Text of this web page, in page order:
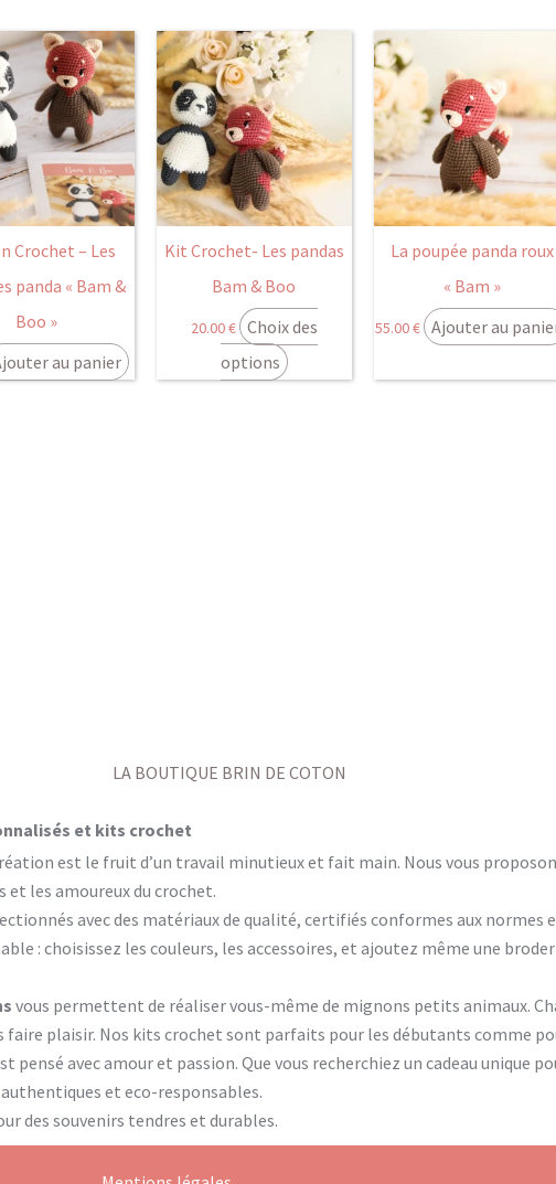
Crochet – Les
panda « Bam &
Boo »
au panier
Kit Crochet- Les pandas
Bam & Boo
20.00€ Choix des
options
Ce
produit
a
plusieurs
variations.
Les
options
peuvent
choisies
sur
la
page
La poupée panda roux
« Bam »
55.00€ Ajouter au
LA BOUTIQUE BRIN DE COTON
et kits crochet
est le fruit d’un travail minutieux et fait main. Nous vous
les amoureux du crochet.
avec des matériaux de qualité, certifiés conformes aux normes
: choisissez les couleurs, les accessoires, et ajoutez même une
vous permettent de réaliser vous-même de mignons petits animaux.
plaisir. Nos kits crochet sont parfaits pour les débutants comme
avec amour et passion. Que vous recherchiez un cadeau unique
et eco-responsables.
des souvenirs tendres et durables.